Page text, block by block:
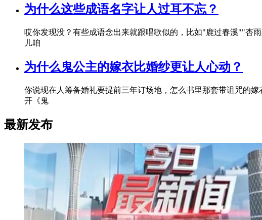
为什么这些成语名字让人过耳不忘？
哎你发现没？有些成语念出来就跟唱歌似的，比如"鹿过春溪""杏
儿咱
为什么鬼公主的嫁衣比婚纱更让人心动？
你说现在人筹备婚礼要提前三年订场地，怎么书里那套带诅咒的
开《鬼
最新发布